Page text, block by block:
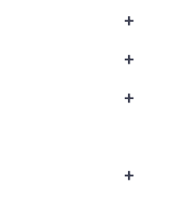
+
+
+
+